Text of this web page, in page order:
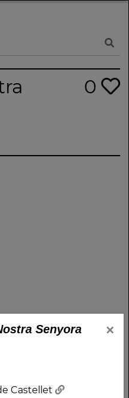
0
Senyora
×
Castellet